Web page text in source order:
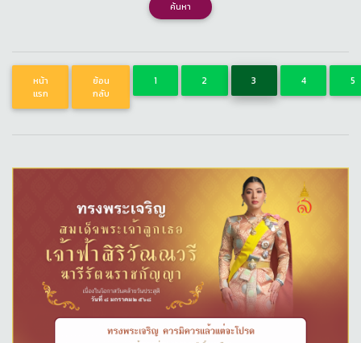
ค้นหา
หน้า
แรก
ย้อน
กลับ
1 2 3 4 5